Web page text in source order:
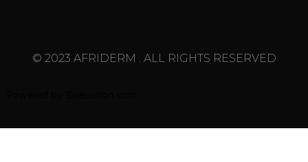
© 2023 AFRIDERM . ALL RIGHTS RESERVED